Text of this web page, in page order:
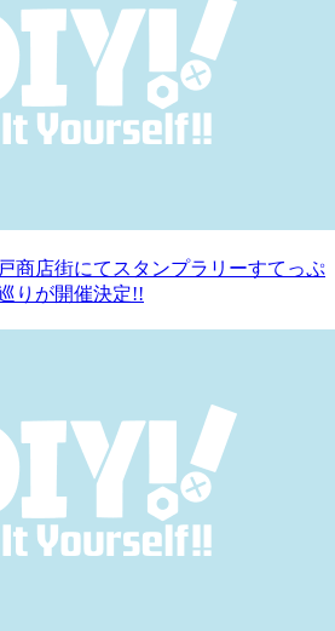
商店街にてスタンプラリーすてっぷ
りが開催決定!!